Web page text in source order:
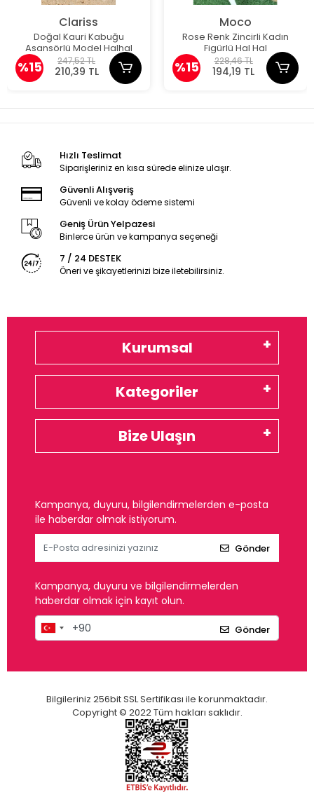
Clariss
Doğal Kauri Kabuğu
Asansörlü Model Halhal
%15 247,52 TL
210,39 TL
Moco
Rose Renk Zincirli Kadın
Figürlü Hal Hal
%15 228,46 TL
194,19 TL
Hızlı Teslimat
Siparişleriniz en kısa sürede elinize ulaşır.
Güvenli Alışveriş
Güvenli ve kolay ödeme sistemi
Geniş Ürün Yelpazesi
Binlerce ürün ve kampanya seçeneği
7 / 24 DESTEK
Öneri ve şikayetlerinizi bize iletebilirsiniz.
Kurumsal
Kategoriler
Bize Ulaşın
Kampanya, duyuru, bilgilendirmelerden e-posta
ile haberdar olmak istiyorum.
Gönder
Kampanya, duyuru ve bilgilendirmelerden
haberdar olmak için kayıt olun.
Gönder
Bilgileriniz 256bit SSL Sertifikası ile korunmaktadır.
Copyright © 2022 Tüm hakları saklıdır.